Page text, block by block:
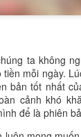
mỗi ngày.
bản tốt nhất
cảnh khó
để là phiên